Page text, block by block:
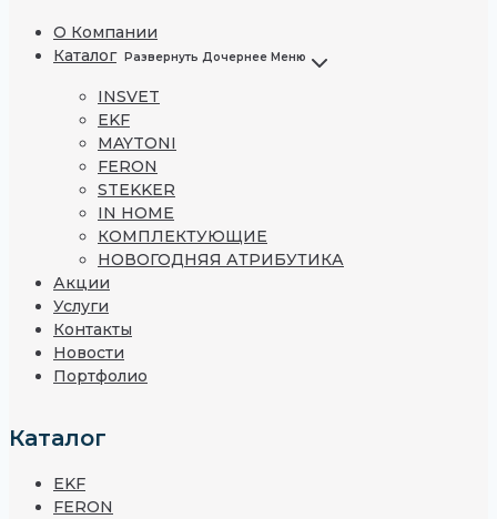
О Компании
Каталог Развернуть Дочернее Меню
INSVET
EKF
MAYTONI
FERON
STEKKER
IN HOME
КОМПЛЕКТУЮЩИЕ
НОВОГОДНЯЯ АТРИБУТИКА
Акции
Услуги
Контакты
Новости
Портфолио
Каталог
EKF
FERON